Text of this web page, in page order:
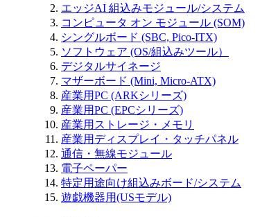
エッジAI 組込みモジュール/システム
コンピュータ オン モジュール (SOM)
シングルボード (SBC, Pico-ITX)
ソフトウェア (OS/組込みツール）
デジタルサイネージ
マザーボード (Mini, Micro-ATX)
産業用PC (ARKシリーズ)
産業用PC (EPCシリーズ)
産業用ストレージ・メモリ
産業用ディスプレイ・タッチパネル
通信・無線モジュール
電子ペーパー
特定用途向け組込みボード/システム
遊戯機器用(USモデル)